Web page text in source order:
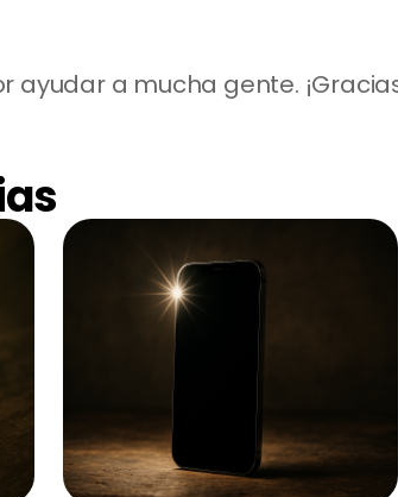
ayudar a mucha gente.